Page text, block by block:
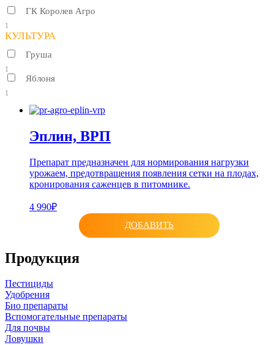
ГК Королев Агро
1
КУЛЬТУРА
Груша
1
Яблоня
1
Эплин, ВРП
Препарат предназначен для нормирования нагрузки
урожаем, предотвращения появления сетки на плодах,
кронирования саженцев в питомнике.
4 990₽
ДОБАВИТЬ
Продукция
Пестициды
Удобрения
Био препараты
Вспомогательные препараты
Для почвы
Ловушки